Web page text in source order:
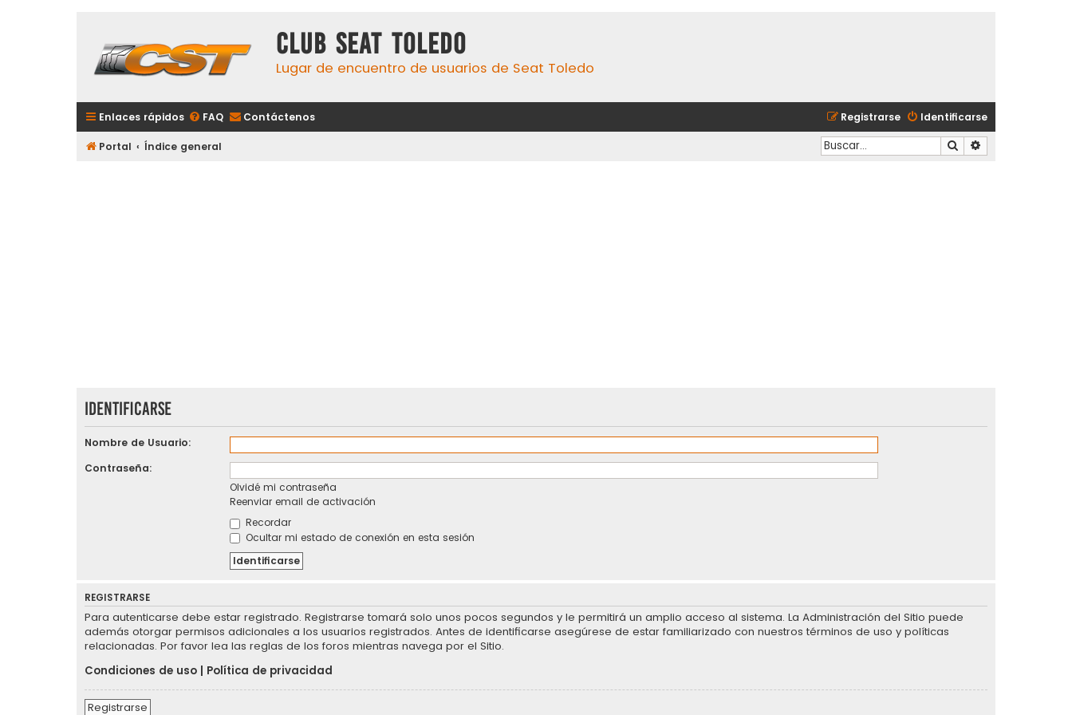
Club Seat Toledo
Lugar de encuentro de usuarios de Seat Toledo
Enlaces rápidos FAQ Contáctenos Identificarse
Registrarse
Portal Índice general Buscar
Identificarse
Nombre de Usuario:
Contraseña:
Olvidé mi contraseña
Reenviar email de activación
Recordar
Ocultar mi estado de conexión en esta sesión
REGISTRARSE
Para autenticarse debe estar registrado. Registrarse tomará solo unos pocos segundos y le permitirá un amplio acceso al sistema. La Administración del Sitio puede
además otorgar permisos adicionales a los usuarios registrados. Antes de identificarse asegúrese de estar familiarizado con nuestros términos de uso y políticas
relacionadas. Por favor lea las reglas de los foros mientras navega por el Sitio.
Condiciones de uso
Política de privacidad
Registrarse